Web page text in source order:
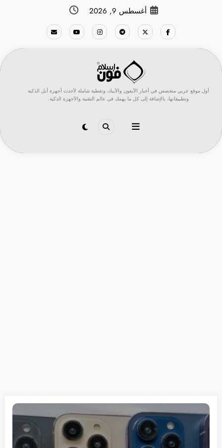
أغسطس 9, 2026
أول موقع عربي متخصص في أخبار الآيفون والآيباد، وتغطية شاملة لأحدث أجهزة أبل الذكية
وتطبيقاتها، بالإضافة إلى كل ما يهمك في عالم التقنية والأجهزة الذكية.